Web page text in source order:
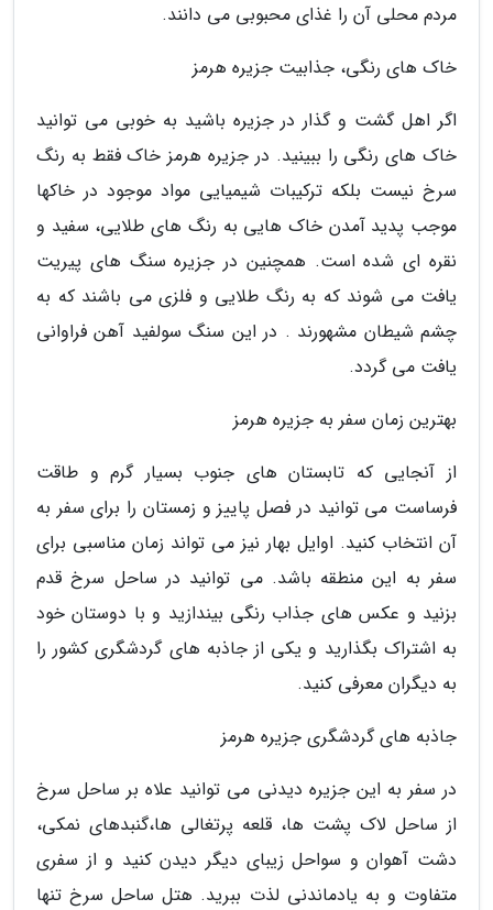
مردم محلی آن را غذای محبوبی می دانند.
خاک های رنگی، جذابیت جزیره هرمز
اگر اهل گشت و گذار در جزیره باشید به خوبی می توانید
خاک های رنگی را ببینید. در جزیره هرمز خاک فقط به رنگ
سرخ نیست بلکه ترکیبات شیمیایی مواد موجود در خاکها
موجب پدید آمدن خاک هایی به رنگ های طلایی، سفید و
نقره ای شده است. همچنین در جزیره سنگ های پیریت
یافت می شوند که به رنگ طلایی و فلزی می باشند که به
چشم شیطان مشهورند . در این سنگ سولفید آهن فراوانی
یافت می گردد.
بهترین زمان سفر به جزیره هرمز
از آنجایی که تابستان های جنوب بسیار گرم و طاقت
فرساست می توانید در فصل پاییز و زمستان را برای سفر به
آن انتخاب کنید. اوایل بهار نیز می تواند زمان مناسبی برای
سفر به این منطقه باشد. می توانید در ساحل سرخ قدم
بزنید و عکس های جذاب رنگی بیندازید و با دوستان خود
به اشتراک بگذارید و یکی از جاذبه های گردشگری کشور را
به دیگران معرفی کنید.
جاذبه های گردشگری جزیره هرمز
در سفر به این جزیره دیدنی می توانید علاه بر ساحل سرخ
از ساحل لاک پشت ها، قلعه پرتغالی ها،گنبدهای نمکی،
دشت آهوان و سواحل زیبای دیگر دیدن کنید و از سفری
متفاوت و به یادماندنی لذت ببرید. هتل ساحل سرخ تنها